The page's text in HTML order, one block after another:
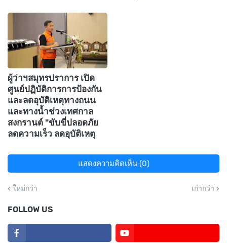
ผู้ว่าฯสมุทรปราการ เปิด
ศูนย์ปฏิบัติการการป้องกัน
และลดอุบัติเหตุทางถนน
และทางน้ำช่วงเทศกาล
สงกรานต์ "ขับขี่ปลอดภัย
ลดความเร็ว ลดอุบัติเหตุ
แสดงความคิดเห็น (0)
ใหม่กว่า เก่ากว่า
FOLLOW US